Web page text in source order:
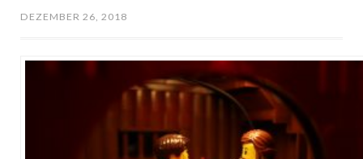
DEZEMBER 26, 2018